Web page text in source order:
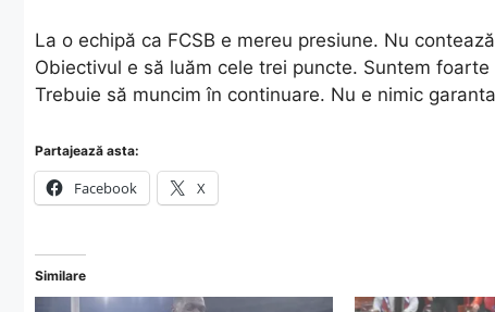
La o echipă ca FCSB e mereu presiune. Nu
Obiectivul e să luăm cele trei puncte. Suntem
Trebuie să muncim în continuare. Nu e nimic
Partajează asta:
Facebook X
Similare